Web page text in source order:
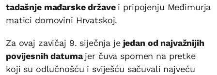
tadašnje mađarske države i pripojenju Međimurja
matici domovini Hrvatskoj.
Za ovaj zavičaj 9. siječnja jejedan od najvažnijih
povijesnih datumajer čuva spomen na pretke
koji su odlučnošću i sviješću sačuvali najveću